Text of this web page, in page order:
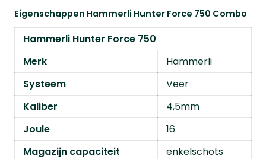
Eigenschappen Hammerli Hunter Force 750 Combo
Hammerli Hunter Force 750
Merk
Hammerli
Systeem
Veer
Kaliber
4,5mm
Joule
16
Magazijn capaciteit
enkelschots